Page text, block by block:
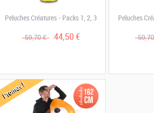
Peluches Créatures - Packs 1, 2, 3
59,70 € 44,50 €
Peluches
Promos !